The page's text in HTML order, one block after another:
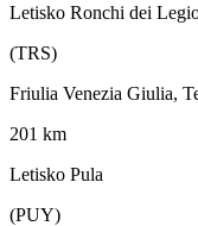
Letisko Ronchi dei
(TRS)
Friulia Venezia Giulia,
201 km
Letisko Pula
(PUY)